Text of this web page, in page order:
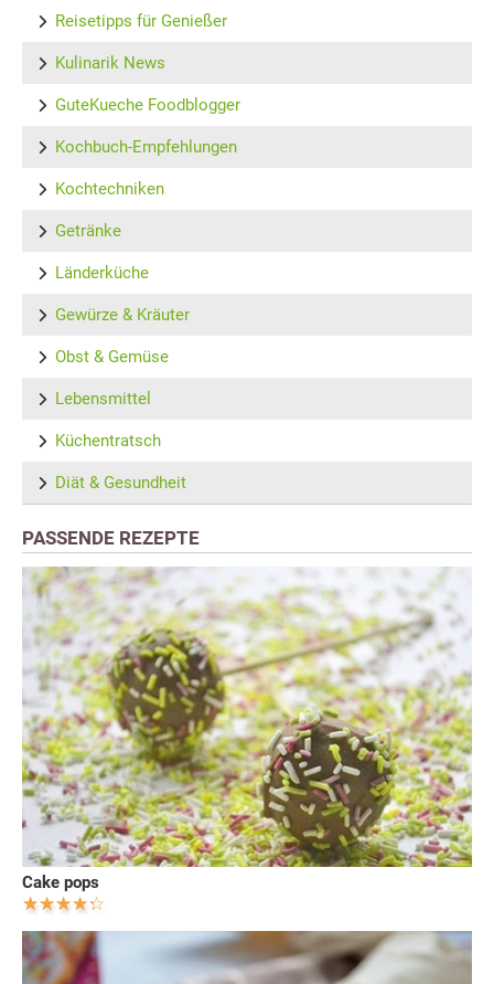
Reisetipps für Genießer
Kulinarik News
GuteKueche Foodblogger
Kochbuch-Empfehlungen
Kochtechniken
Getränke
Länderküche
Gewürze & Kräuter
Obst & Gemüse
Lebensmittel
Küchentratsch
Diät & Gesundheit
PASSENDE REZEPTE
Cake pops